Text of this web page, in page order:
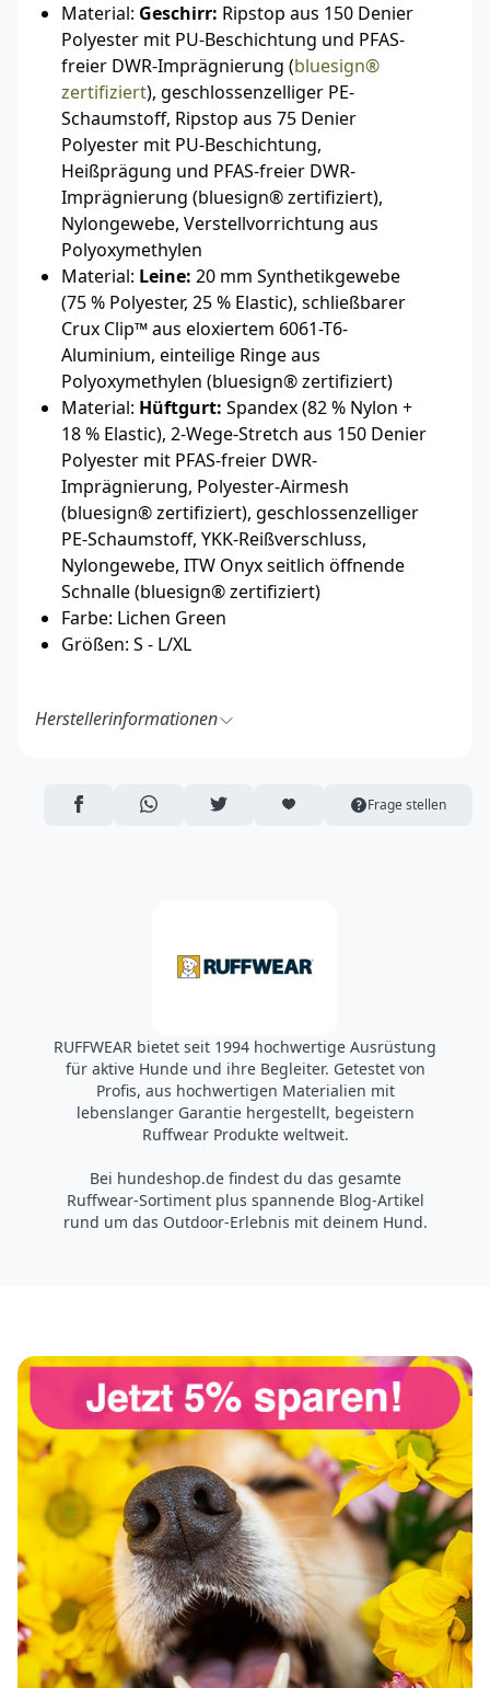
Material: Geschirr: Ripstop aus 150 Denier
Polyester mit PU-Beschichtung und PFAS-
freier DWR-Imprägnierung (bluesign®
zertifiziert), geschlossenzelliger PE-
Schaumstoff, Ripstop aus 75 Denier
Polyester mit PU-Beschichtung,
Heißprägung und PFAS-freier DWR-
Imprägnierung (bluesign® zertifiziert),
Nylongewebe, Verstellvorrichtung aus
Polyoxymethylen
Material: Leine: 20 mm Synthetikgewebe
(75 % Polyester, 25 % Elastic), schließbarer
Crux Clip™ aus eloxiertem 6061-T6-
Aluminium, einteilige Ringe aus
Polyoxymethylen (bluesign® zertifiziert)
Material: Hüftgurt: Spandex (82 % Nylon +
18 % Elastic), 2-Wege-Stretch aus 150 Denier
Polyester mit PFAS-freier DWR-
Imprägnierung, Polyester-Airmesh
(bluesign® zertifiziert), geschlossenzelliger
PE-Schaumstoff, YKK-Reißverschluss,
Nylongewebe, ITW Onyx seitlich öffnende
Schnalle (bluesign® zertifiziert)
Farbe: Lichen Green
Größen: S - L/XL
Herstellerinformationen
Bend, OR 97703
https://www.accapigroup.com/de
info@accapigroup.com
AUF FACEBOOK TEILEN
ÜBER WHATSAPP TEILEN
AUF TWITTER TEILENARTIKEL AUF DIE MERKLISTE
Frage stellen
RUFFWEAR bietet seit 1994 hochwertige Ausrüstung
für aktive Hunde und ihre Begleiter. Getestet von
Profis, aus hochwertigen Materialien mit
lebenslanger Garantie hergestellt, begeistern
Ruffwear Produkte weltweit.
Bei hundeshop.de findest du das gesamte
Ruffwear-Sortiment plus spannende Blog-Artikel
rund um das Outdoor-Erlebnis mit deinem Hund.